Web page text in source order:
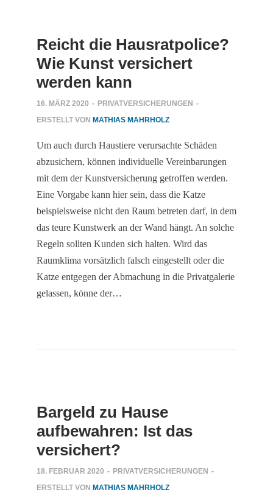
Reicht die Hausratpolice?
Wie Kunst versichert
werden kann
16. MÄRZ 2020 - PRIVATVERSICHERUNGEN -
ERSTELLT VON MATHIAS MAHRHOLZ
Um auch durch Haustiere verursachte Schäden
abzusichern, können individuelle Vereinbarungen
mit dem der Kunstversicherung getroffen werden.
Eine Vorgabe kann hier sein, dass die Katze
beispielsweise nicht den Raum betreten darf, in dem
das teure Kunstwerk an der Wand hängt. An solche
Regeln sollten Kunden sich halten. Wird das
Raumklima vorsätzlich falsch eingestellt oder die
Katze entgegen der Abmachung in die Privatgalerie
gelassen, könne der…
Bargeld zu Hause
aufbewahren: Ist das
versichert?
18. FEBRUAR 2020 - PRIVATVERSICHERUNGEN -
ERSTELLT VON MATHIAS MAHRHOLZ